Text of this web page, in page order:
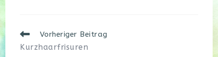
Weitere
Artikel
ansehen
Vorheriger Beitrag
Kurzhaarfrisuren